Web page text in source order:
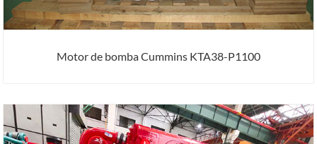
Motor de bomba Cummins KTA38-P1100